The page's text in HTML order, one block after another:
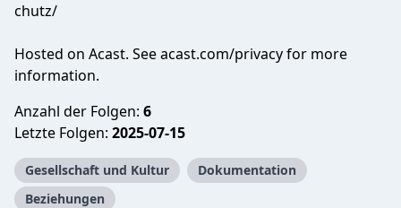
chutz/
Hosted on Acast. Seeacast.com/privacyfor more
information.
Anzahl der Folgen: 6
Letzte Folgen: 2025-07-15
Gesellschaft und Kultur
Dokumentation
Beziehungen